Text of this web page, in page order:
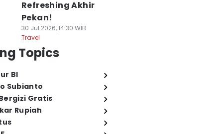
Refreshing Akhir
Pekan!
30 Jul 2026, 14:30 WIB
Travel
Topics
BI
Subianto
Gratis
Rupiah